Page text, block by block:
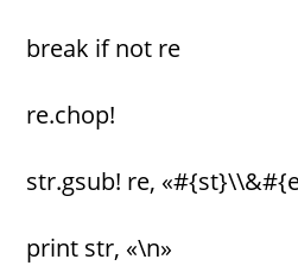
break if not re
re.chop!
str.gsub! re,
print str, «\n»